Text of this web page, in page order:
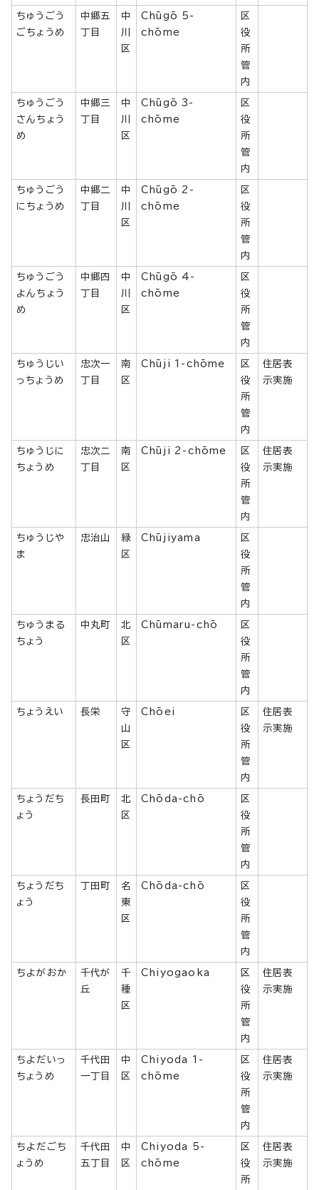
ちゅうごう
ごちょうめ
中郷五
丁目
中
川
区
Chūgō 5-
chōme
区
役
所
管
内
ちゅうごう
さんちょう
め
中郷三
丁目
中
川
区
Chūgō 3-
chōme
区
役
所
管
内
ちゅうごう
にちょうめ
中郷二
丁目
中
川
区
Chūgō 2-
chōme
区
役
所
管
内
ちゅうごう
よんちょう
め
中郷四
丁目
中
川
区
Chūgō 4-
chōme
区
役
所
管
内
ちゅうじい
っちょうめ
忠次一
丁目
南
区
Chūji 1-chōme
区
役
所
管
内
住居表
示実施
ちゅうじに
ちょうめ
忠次二
丁目
南
区
Chūji 2-chōme
区
役
所
管
内
住居表
示実施
ちゅうじや
ま
忠治山
緑
区
Chūjiyama
区
役
所
管
内
ちゅうまる
ちょう
中丸町
北
区
Chūmaru-chō
区
役
所
管
内
ちょうえい 長栄
守
山
区
Chōei
区
役
所
管
内
住居表
示実施
ちょうだち
ょう
長田町
北
区
Chōda-chō
区
役
所
管
内
ちょうだち
ょう
丁田町
名
東
区
Chōda-chō
区
役
所
管
内
ちよがおか
千代が
丘
千
種
区
Chiyogaoka
区
役
所
管
内
住居表
示実施
ちよだいっ
ちょうめ
千代田
一丁目
中
区
Chiyoda 1-
chōme
区
役
所
管
内
住居表
示実施
ちよだごち
ょうめ
千代田
五丁目
中
区
Chiyoda 5-
chōme
区
役
所
住居表
示実施